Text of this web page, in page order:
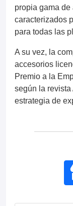
propia gama
caracterizados
para todas las
A su vez, la
accesorios
Premio a la
según la
estrategia de